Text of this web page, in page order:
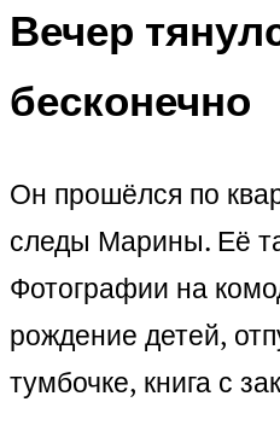
Вечер
бесконечно
Он прошёлся по
следы Марины. Её
Фотографии на
рождение детей,
тумбочке, книга с